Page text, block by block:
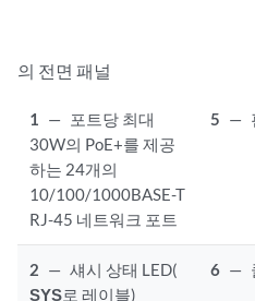
의 전면 패널
1 — 포트당 최대
30W의 PoE+를 제공
하는 24개의
10/100/1000BASE-T
RJ-45 네트워크 포트
5 —
2 — 섀시 상태 LED(
SYS로 레이블)
6 —